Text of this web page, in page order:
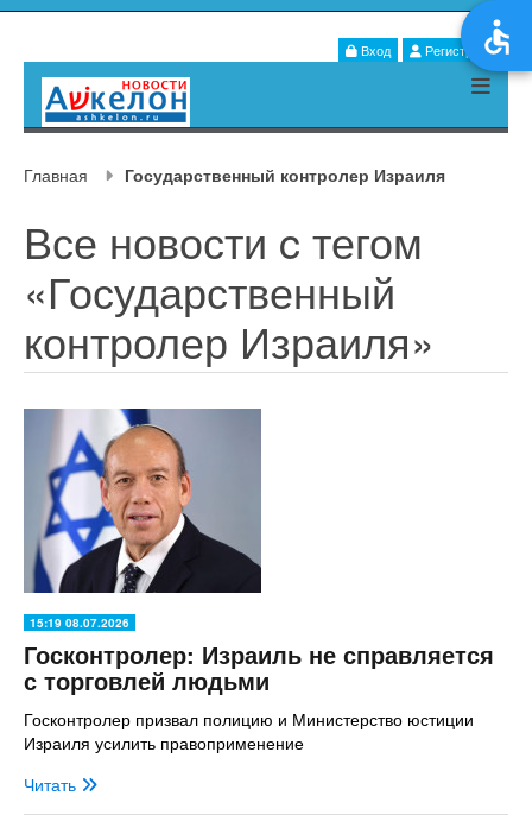
Вход Регистрация
Главная Государственный контролер Израиля
Все новости c тегом
«Государственный
контролер Израиля»
15:19 08.07.2026
Госконтролер: Израиль не справляется
с торговлей людьми
Госконтролер призвал полицию и Министерство юстиции
Израиля усилить правоприменение
Читать